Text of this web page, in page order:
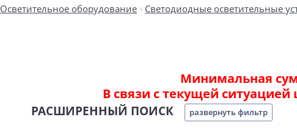
Осветительное оборудование Светодиодные осветительные
Минимальная
В связи с текущей
РАСШИРЕННЫЙ ПОИСК развернуть фильтр